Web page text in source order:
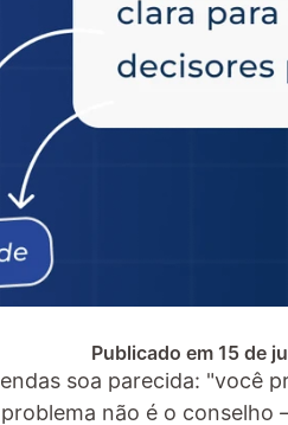
Publicado em 15 de
soa parecida: "você
não é o conselho